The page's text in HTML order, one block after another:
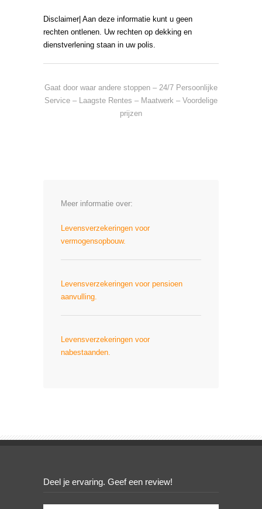
Disclaimer| Aan deze informatie kunt u geen
rechten ontlenen. Uw rechten op dekking en
dienstverlening staan in uw polis.
Gaat door waar andere stoppen – 24/7 Persoonlijke
Service – Laagste Rentes – Maatwerk – Voordelige
prijzen
Meer informatie over:
Levensverzekeringen voor
vermogensopbouw.
Levensverzekeringen voor pensioen
aanvulling.
Levensverzekeringen voor
nabestaanden.
Deel je ervaring. Geef een review!